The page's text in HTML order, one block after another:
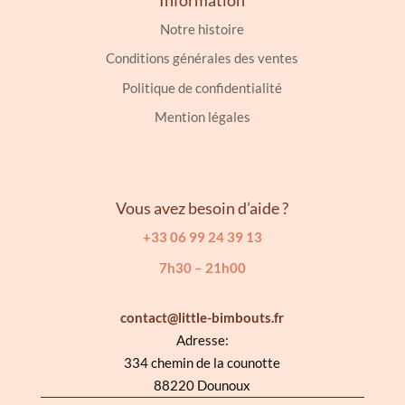
Notre histoire
Conditions générales des ventes
Politique de confidentialité
Mention légales
Vous avez besoin d’aide ?
+33 06 99 24 39 13
7h30 – 21h00
contact@little-bimbouts.fr
Adresse:
334 chemin de la counotte
88220 Dounoux